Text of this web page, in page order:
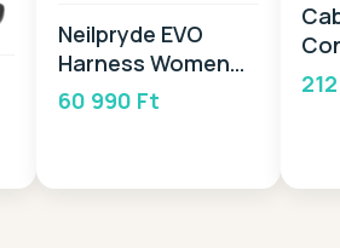
Neilpryde EVO
Harness Women
2025
60 990 Ft